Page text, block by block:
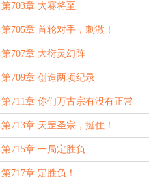
第703章 大赛将至
第705章 首轮对手，刺激！
第707章 大衍灵幻阵
第709章 创造两项纪录
第711章 你们万古宗有没有正常
人！
第713章 天罡圣宗，挺住！
第715章 一局定胜负
第717章 定胜负！